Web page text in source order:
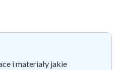
i materiały jakie